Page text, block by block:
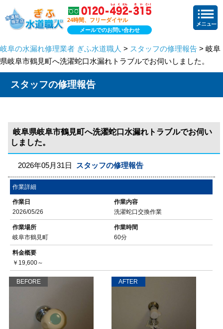
24時間、フリーダイヤル
メールでのお問い合わせ
岐阜の水漏れ修理業者 ぎふ水道職人 > スタッフの修理報告 > 岐阜
県岐阜市鶴見町へ洗濯蛇口水漏れトラブルでお伺いしました。
スタッフの修理報告
岐阜県岐阜市鶴見町へ洗濯蛇口水漏れトラブルでお伺い
しました。
2026年05月31日 スタッフの修理報告
作業詳細
作業日
2026/05/26
作業内容
洗濯蛇口交換作業
作業場所
岐阜市鶴見町
作業時間
60分
料金概要
￥19,600～
BEFORE AFTER